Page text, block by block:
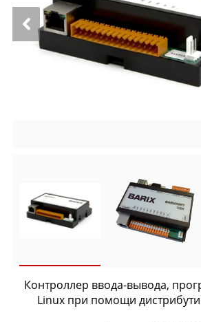
Контроллер ввода-вывода,
Linux при помощи